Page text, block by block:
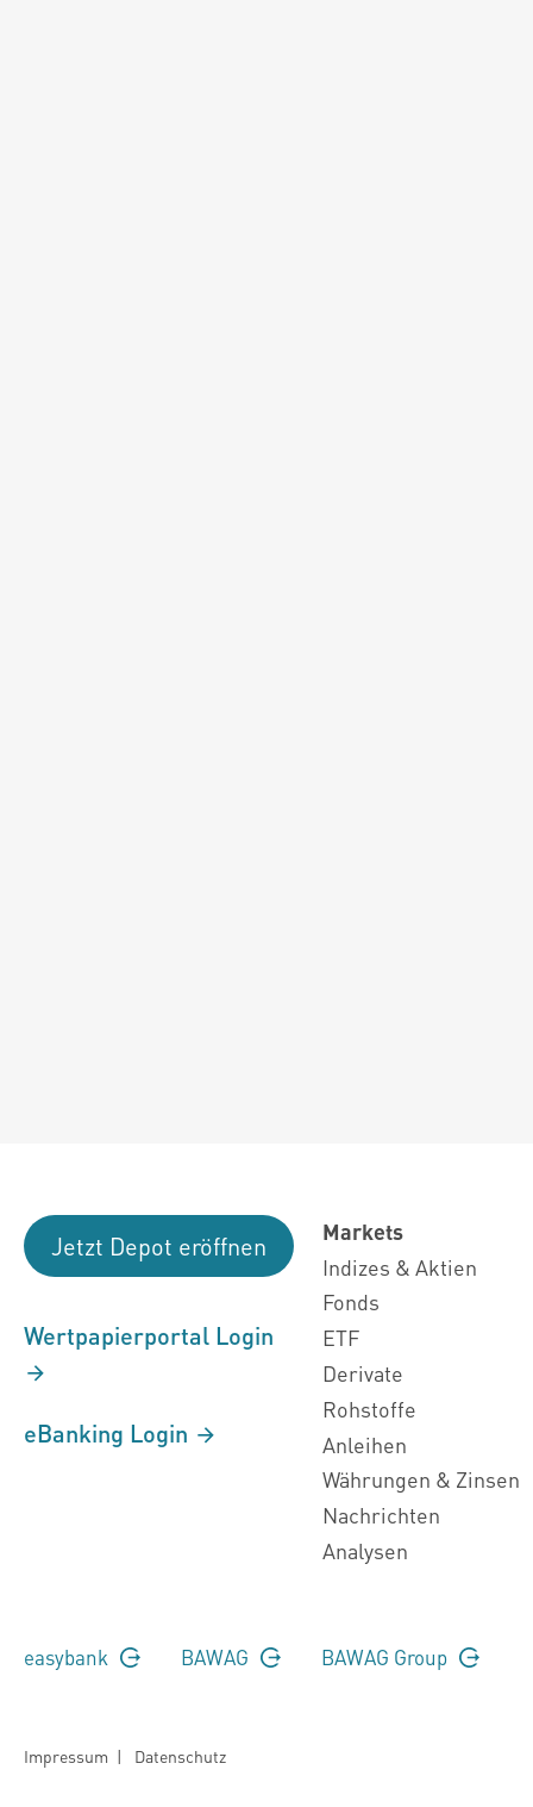
Jetzt Depot eröffnen
Wertpapierportal Login
eBanking Login
Markets
Indizes & Aktien
Fonds
ETF
Derivate
Rohstoffe
Anleihen
Währungen & Zinsen
Nachrichten
Analysen
easybank BAWAG BAWAG Group
Impressum | Datenschutz